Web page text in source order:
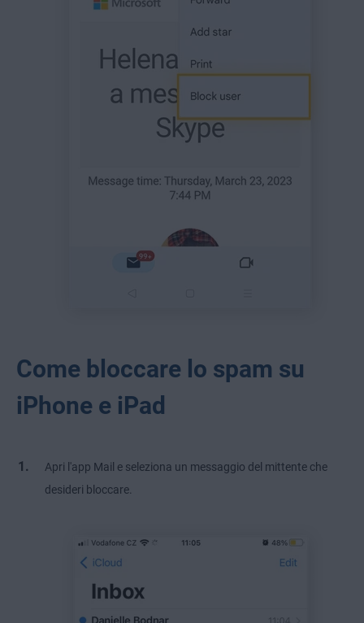
Come bloccare lo spam su
iPhone e iPad
Apri l'app Mail e seleziona un messaggio del mittente che
desideri bloccare.